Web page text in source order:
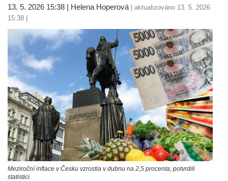
13. 5. 2026 15:38 | Helena Hoperová| aktualizováno 13. 5. 2026
15:38 |
Meziroční inflace v Česku vzrostla v dubnu na 2,5 procenta, potvrdili
statistici.